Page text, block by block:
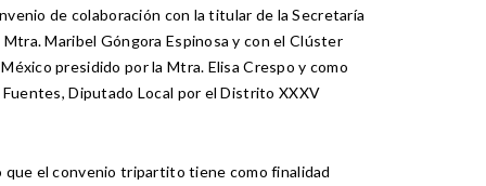
de colaboración con la titular de la Secretaría
Maribel Góngora Espinosa y con el Clúster
presidido por la Mtra. Elisa Crespo y como
Diputado Local por el Distrito XXXV
el convenio tripartito tiene como finalidad